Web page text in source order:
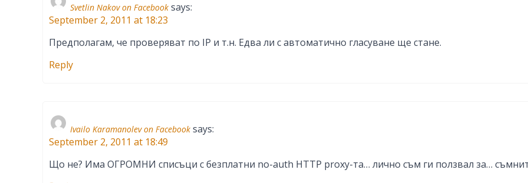
Svetlin Nakov on Facebook says:
September 2, 2011 at 18:23
Предполагам, че проверяват по IP и т.н. Едва ли с автоматично гласуване ще стане.
Reply
Ivailo Karamanolev on Facebook says:
September 2, 2011 at 18:49
Що не? Има ОГРОМНИ списъци с безплатни no-auth HTTP proxy-та… лично съм ги ползвал за…